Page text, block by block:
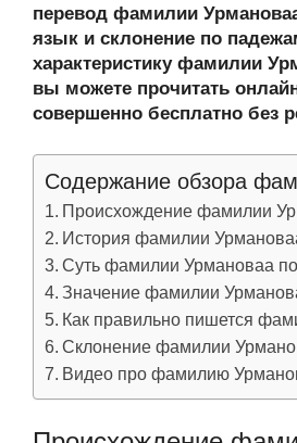
перевод фамилии
язык и склонение по
характеристику фамилии
вы можете прочитать
совершенно бесплатно без
Содержание обзора
Происхождение фамилии
История фамилии
Суть фамилии Урмановаа
Значение фамилии
Как правильно пишется
Склонение фамилии
Видео про фамилию